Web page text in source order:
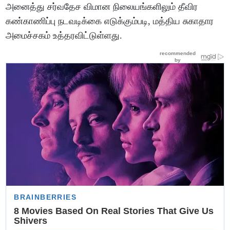
அனைத்து சர்வதேச விமான நிலையங்களிலும் தீவிர
கண்காணிப்பு நடவடிக்கை எடுக்கும்படி, மத்திய சுகாதார
அமைச்சகம் உத்தரவிட்டுள்ளது.